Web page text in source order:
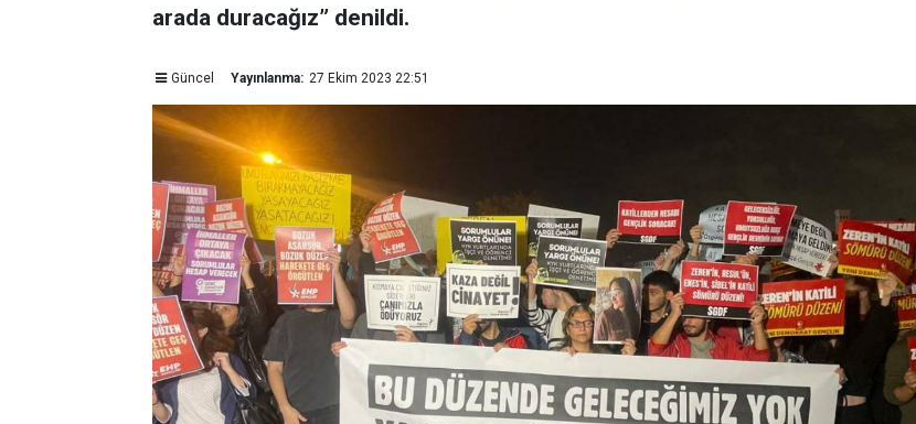
arada duracağız” denildi.
Güncel Yayınlanma: 27 Ekim 2023 22:51